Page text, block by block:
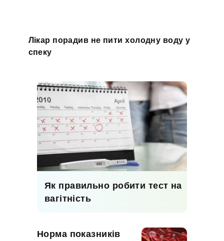
Лікар порадив не пити холодну воду у
спеку
Як правильно робити тест на
вагітність
Норма показників